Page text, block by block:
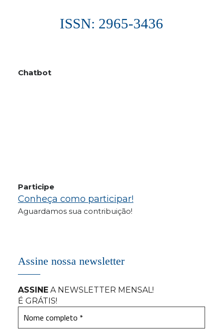
ISSN: 2965-3436
Chatbot
Participe
Conheça como participar!
Aguardamos sua contribuição!
Assine nossa newsletter
ASSINE A NEWSLETTER MENSAL!
É GRÁTIS!